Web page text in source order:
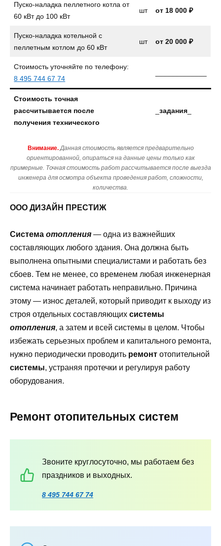
Пуско-наладка пеллетного котла от
60 кВт до 100 кВт
шт от 18 000 ₽
Пуско-наладка котельной с
пеллетным котлом до 60 кВт
шт от 20 000 ₽
Стоимость уточняйте по телефону:
8 495 744 67 74
Стоимость точная
рассчитывается после
получения технического
_задания
Внимание. Данная стоимость является предварительно
ориентированной, опираться на данные цены только как
примерные. Точная стоимость работ рассчитывается после выезда
инженера для осмотра объекта проведения работ, сложности,
количества.
ООО ДИЗАЙН ПРЕСТИЖ
Система отопления — одна из важнейших
составляющих любого здания. Она должна быть
выполнена опытными специалистами и работать без
сбоев. Тем не менее, со временем любая инженерная
система начинает работать неправильно. Причина
этому — износ деталей, который приводит к выходу из
строя отдельных составляющих системы
отопления, а затем и всей системы в целом. Чтобы
избежать серьезных проблем и капитального ремонта,
нужно периодически проводить ремонт отопительной
системы, устраняя протечки и регулируя работу
оборудования.
Ремонт отопительных систем
Звоните круглосуточно, мы работаем без
праздников и выходных.
8 495 744 67 74